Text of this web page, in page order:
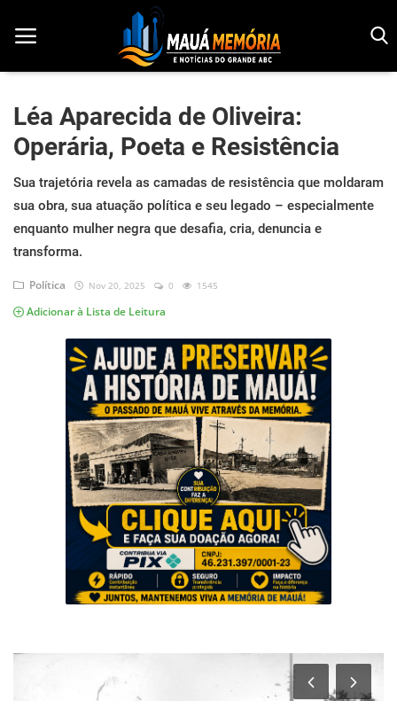
Início
Dorama
Notícias
Pop!
Contribua
Léa Aparecida de Oliveira:
Operária, Poeta e Resistência
Sua trajetória revela as camadas de resistência que moldaram
sua obra, sua atuação política e seu legado – especialmente
enquanto mulher negra que desafia, cria, denuncia e
transforma.
Política Nov 20, 2025 0 1545
Adicionar à Lista de Leitura